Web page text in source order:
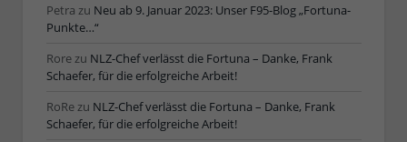
Petra zu Neu ab 9. Januar 2023: Unser F95-Blog „Fortuna-
Punkte…“
Rore zu NLZ-Chef verlässt die Fortuna – Danke, Frank
Schaefer, für die erfolgreiche Arbeit!
RoRe zu NLZ-Chef verlässt die Fortuna – Danke, Frank
Schaefer, für die erfolgreiche Arbeit!